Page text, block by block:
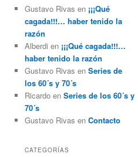
Gustavo Rivas en ¡¡¡Qué
cagada!!!… haber tenido la
razón
Alberdi en ¡¡¡Qué cagada!!!…
haber tenido la razón
Gustavo Rivas en Series de
los 60´s y 70´s
Ricardo en Series de los 60´s y
70´s
Gustavo Rivas en Contacto
CATEGORÍAS